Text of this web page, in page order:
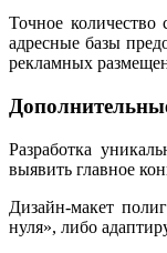
Точное количество
адресные базы
рекламных
Разработка
выявить главное
Дизайн-макет
нуля», либо